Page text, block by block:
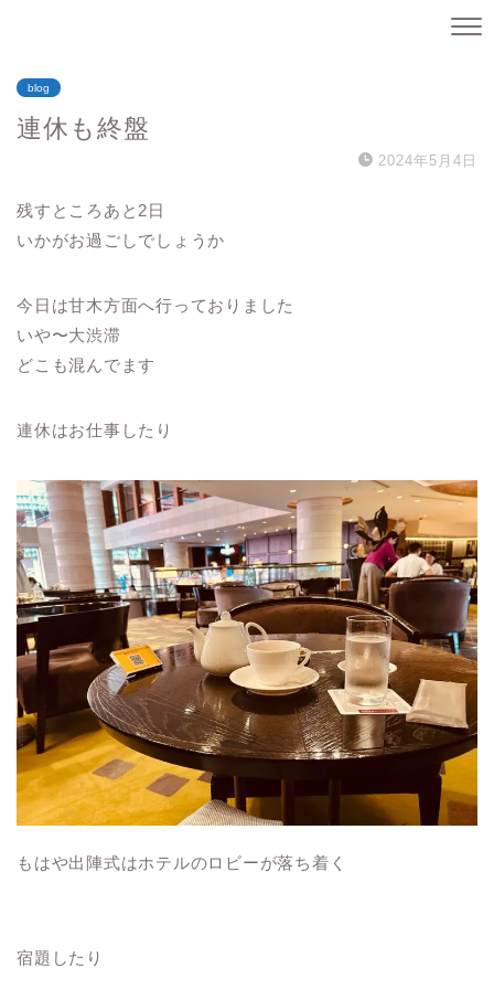
blog
連休も終盤
2024年5月4日
残すところあと2日
いかがお過ごしでしょうか
今日は甘木方面へ行っておりました
いや〜大渋滞
どこも混んでます
連休はお仕事したり
もはや出陣式はホテルのロビーが落ち着く
宿題したり